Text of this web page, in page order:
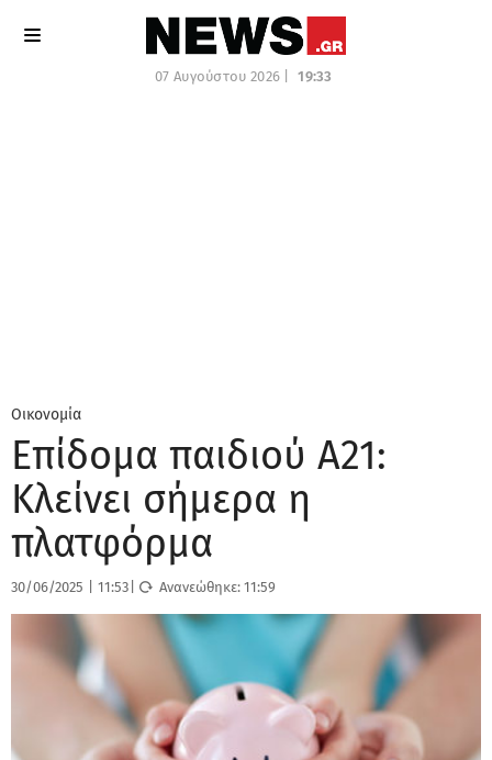
07 Αυγούστου 2026 | 19:33
Οικονομία
Επίδομα παιδιού Α21:
Κλείνει σήμερα η
πλατφόρμα
30/06/2025 11:53 Ανανεώθηκε:11:59